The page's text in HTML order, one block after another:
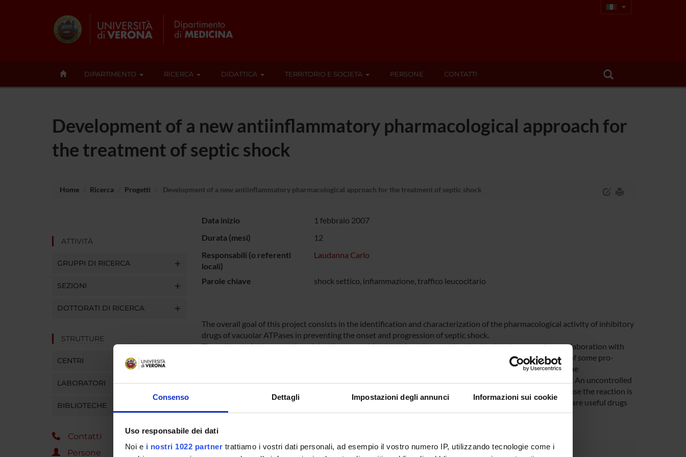
Consenso Dettagli Impostazioni degli annunci Informazioni sui cookie
Uso responsabile dei dati
Noi e i nostri 1022 partner trattiamo i vostri dati personali, ad esempio il vostro numero IP, utilizzando tecnologie come i
DIPARTIMENTO RICERCA DIDATTICA TERRITORIO E SOCIETÀ PERSONE CONTATTI
Development of a new antiinflammatory pharmacological approach for
the treatment of septic shock
Home Ricerca Progetti Development of a new antiinflammatory pharmacological approach for the treatment of septic shock
ATTIVITÀ
GRUPPI DI RICERCA
SEZIONI
DOTTORATI DI RICERCA
STRUTTURE
CENTRI
LABORATORI
BIBLIOTECHE
Contatti
Persone
Data inizio
1 febbraio 2007
Durata (mesi)
12
Responsabili (o referenti
locali)
Laudanna Carlo
Parole chiave shock settico, infiammazione, traffico leucocitario
The overall goal of this project consists in the identification and characterization of the pharmacological activity of inhibitory
drugs of vacuolar ATPases in preventing the onset and progression of septic shock.
The rational of this research and development objective is based on results, obtained during a previous collaboration with
the chemitechnology company Nikem research, showing that V-ATPase inhibitors are powerful inhibitors of some pro-
inflammatory activities of leukocytes and are capable of blocking the induction of experimental autoimmune
encephalomyelitis (EAE), the animal model of Multiple Sclerosis (MS), an inflammatory disease of the brain. An uncontrolled
inflammatory reaction is the pathogenetic background of both MS and septic shock (although in this last case the reaction is
much faster, generalized and severe. The results obtained in this project suggest that V-ATPases inhibitors are useful drugs
also for the treatment of onset and progression of septic shock.
ENTI FINANZIATORI: